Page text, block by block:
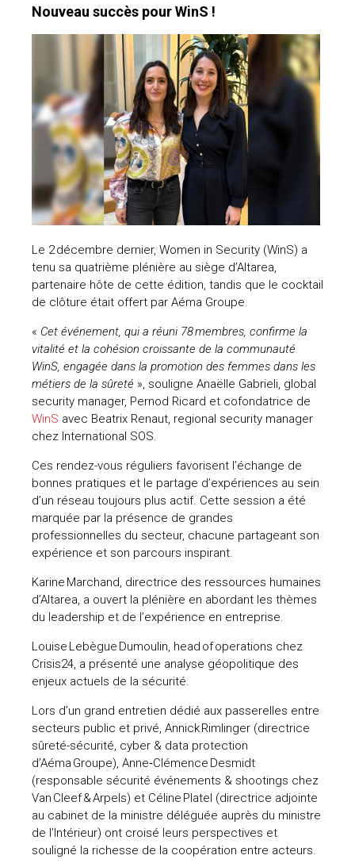
Nouveau succès pour WinS !
Le 2 décembre dernier, Women in Security (WinS) a
tenu sa quatrième plénière au siège d’Altarea,
partenaire hôte de cette édition, tandis que le cocktail
de clôture était offert par Aéma Groupe.
« Cet événement, qui a réuni 78 membres, confirme la
vitalité et la cohésion croissante de la communauté
WinS, engagée dans la promotion des femmes dans les
métiers de la sûreté », souligne Anaëlle Gabrieli, global
security manager, Pernod Ricard et cofondatrice de
WinS avec Beatrix Renaut, regional security manager
chez International SOS.
Ces rendez-vous réguliers favorisent l’échange de
bonnes pratiques et le partage d’expériences au sein
d’un réseau toujours plus actif. Cette session a été
marquée par la présence de grandes
professionnelles du secteur, chacune partageant son
expérience et son parcours inspirant.
Karine Marchand, directrice des ressources humaines
d’Altarea, a ouvert la plénière en abordant les thèmes
du leadership et de l’expérience en entreprise.
Louise Lebègue Dumoulin, head of operations chez
Crisis24, a présenté une analyse géopolitique des
enjeux actuels de la sécurité.
Lors d’un grand entretien dédié aux passerelles entre
secteurs public et privé, Annick Rimlinger (directrice
sûreté-sécurité, cyber & data protection
d’Aéma Groupe), Anne‑Clémence Desmidt
(responsable sécurité événements & shootings chez
Van Cleef & Arpels) et Céline Platel (directrice adjointe
au cabinet de la ministre déléguée auprès du ministre
de l’Intérieur) ont croisé leurs perspectives et
souligné la richesse de la coopération entre acteurs.